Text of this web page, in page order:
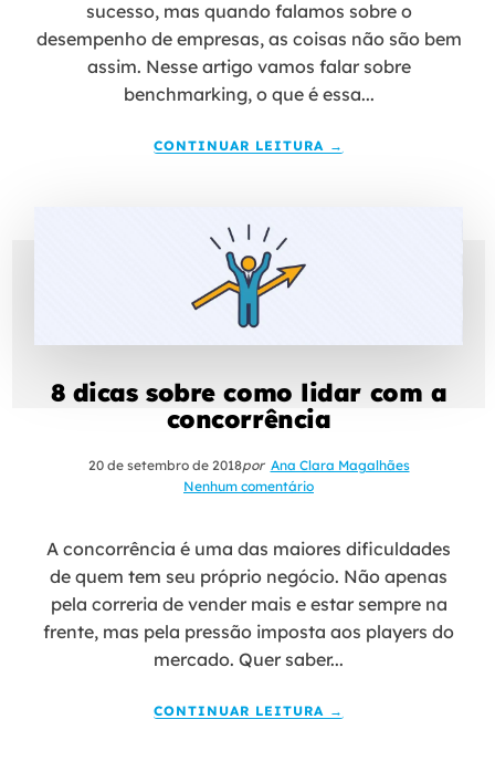
sucesso, mas quando falamos sobre o
desempenho de empresas, as coisas não são bem
assim. Nesse artigo vamos falar sobre
benchmarking, o que é essa...
CONTINUAR LEITURA →
8 dicas sobre como lidar com a
concorrência
20 de setembro de 2018por Ana Clara Magalhães
Nenhum comentário
A concorrência é uma das maiores dificuldades
de quem tem seu próprio negócio. Não apenas
pela correria de vender mais e estar sempre na
frente, mas pela pressão imposta aos players do
mercado. Quer saber...
CONTINUAR LEITURA →